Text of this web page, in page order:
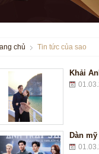
chủ Tin tức của sao
Khải
Dàn